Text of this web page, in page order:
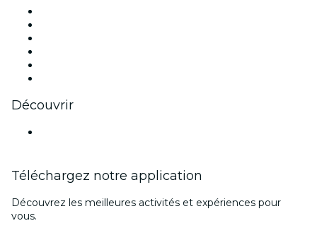
Découvrir
Téléchargez notre application
Découvrez les meilleures activités et expériences pour
vous.